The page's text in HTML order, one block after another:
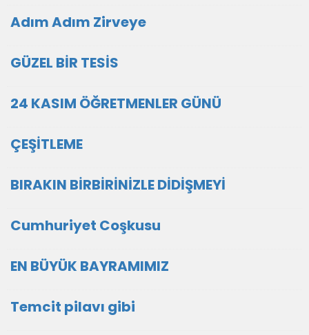
Adım Adım Zirveye
GÜZEL BİR TESİS
24 KASIM ÖĞRETMENLER GÜNÜ
ÇEŞİTLEME
BIRAKIN BİRBİRİNİZLE DİDİŞMEYİ
Cumhuriyet Coşkusu
EN BÜYÜK BAYRAMIMIZ
Temcit pilavı gibi